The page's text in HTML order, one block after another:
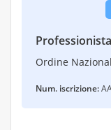
Ordine
Num. iscrizione: